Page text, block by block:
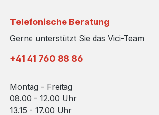
Telefonische Beratung
Gerne unterstützt Sie das Vici-Team
+41 41 760 88 86
Montag - Freitag
08.00 - 12.00 Uhr
13.15 - 17.00 Uhr